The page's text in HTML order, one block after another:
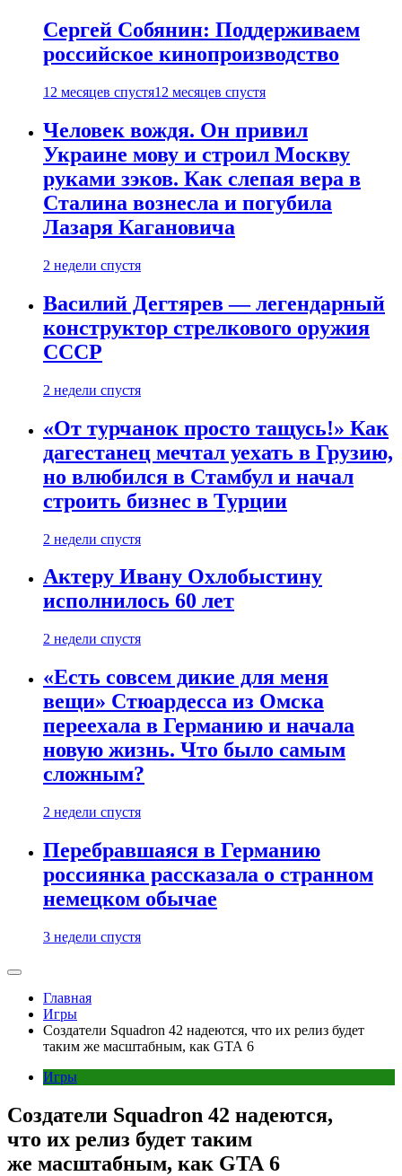
Сергей Собянин: Поддерживаем
российское кинопроизводство
12 месяцев спустя12 месяцев спустя
Человек вождя. Он привил
Украине мову и строил Москву
руками зэков. Как слепая вера в
Сталина вознесла и погубила
Лазаря Кагановича
2 недели спустя
Василий Дегтярев — легендарный
конструктор стрелкового оружия
СССР
2 недели спустя
«От турчанок просто тащусь!» Как
дагестанец мечтал уехать в Грузию,
но влюбился в Стамбул и начал
строить бизнес в Турции
2 недели спустя
Актеру Ивану Охлобыстину
исполнилось 60 лет
2 недели спустя
«Есть совсем дикие для меня
вещи» Стюардесса из Омска
переехала в Германию и начала
новую жизнь. Что было самым
сложным?
2 недели спустя
Перебравшаяся в Германию
россиянка рассказала о странном
немецком обычае
3 недели спустя
Главная
Игры
Создатели Squadron 42 надеются, что их релиз будет
таким же масштабным, как GTA 6
Игры
Создатели Squadron 42 надеются,
что их релиз будет таким
же масштабным, как GTA 6